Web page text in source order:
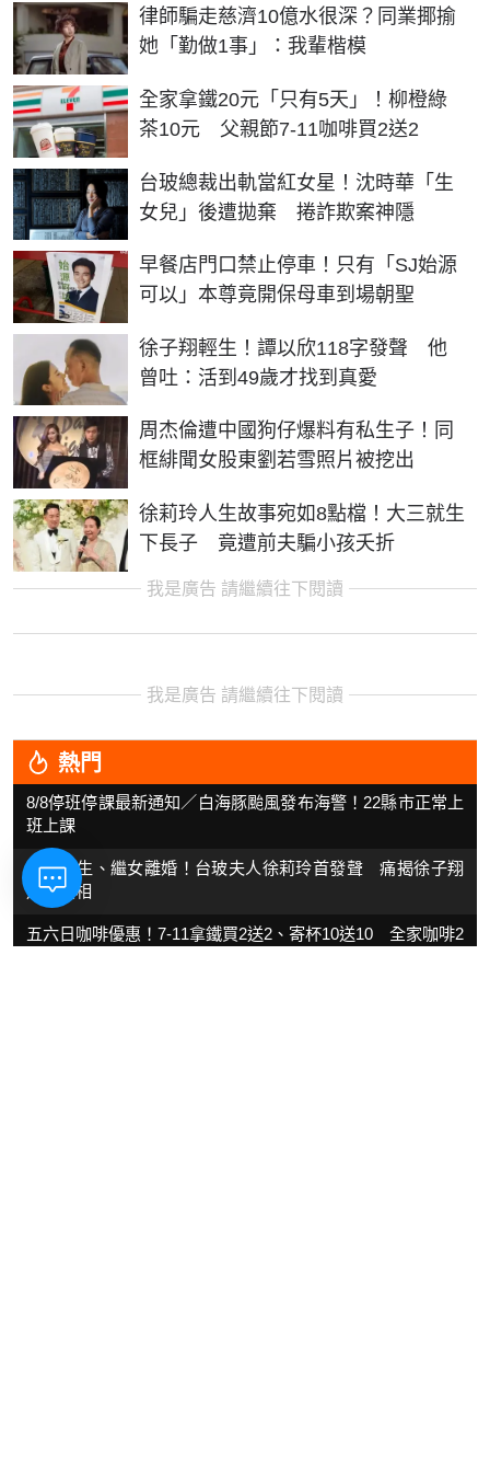
律師騙走慈濟10億水很深？同業揶揄
她「勤做1事」：我輩楷模
全家拿鐵20元「只有5天」！柳橙綠
茶10元 父親節7-11咖啡買2送2
台玻總裁出軌當紅女星！沈時華「生
女兒」後遭拋棄 捲詐欺案神隱
早餐店門口禁止停車！只有「SJ始源
可以」本尊竟開保母車到場朝聖
徐子翔輕生！譚以欣118字發聲 他
曾吐：活到49歲才找到真愛
周杰倫遭中國狗仔爆料有私生子！同
框緋聞女股東劉若雪照片被挖出
徐莉玲人生故事宛如8點檔！大三就生
下長子 竟遭前夫騙小孩夭折
我是廣告 請繼續往下閱讀
我是廣告 請繼續往下閱讀
熱門
8/8停班停課最新通知／白海豚颱風發布海警！22縣市正常上
班上課
長子輕生、繼女離婚！台玻夫人徐莉玲首發聲 痛揭徐子翔
逝世真相
五六日咖啡優惠！7-11拿鐵買2送2、寄杯10送10 全家咖啡2